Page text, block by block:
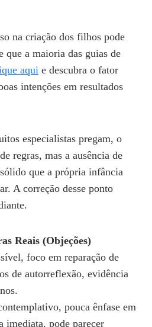
na criação dos filhos pode
que a maioria das guias de
aqui e descubra o fator
intenções em resultados
especialistas pregam, o
regras, mas a ausência de
que a própria infância
A correção desse ponto
Reais (Objeções)
foco em reparação de
de autorreflexão, evidência
pouca ênfase em
imediata, pode parecer